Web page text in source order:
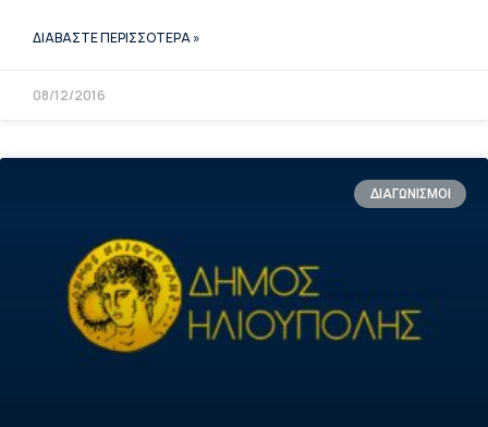
ΔΙΑΒΑΣΤΕ ΠΕΡΙΣΣΟΤΕΡΑ »
08/12/2016
ΔΙΑΓΩΝΙΣΜΟΙ